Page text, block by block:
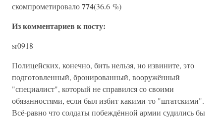
скомпрометировало774(36.6 %)
Из комментариев к посту:
sr0918
Полицейских, конечно, бить нельзя, но извините, это
подготовленный, бронированный, вооружённый
"специалист", который не справился со своими
обязанностями, если был избит какими-то "штатскими".
Всё-равно что солдаты побеждённой армии судились бы